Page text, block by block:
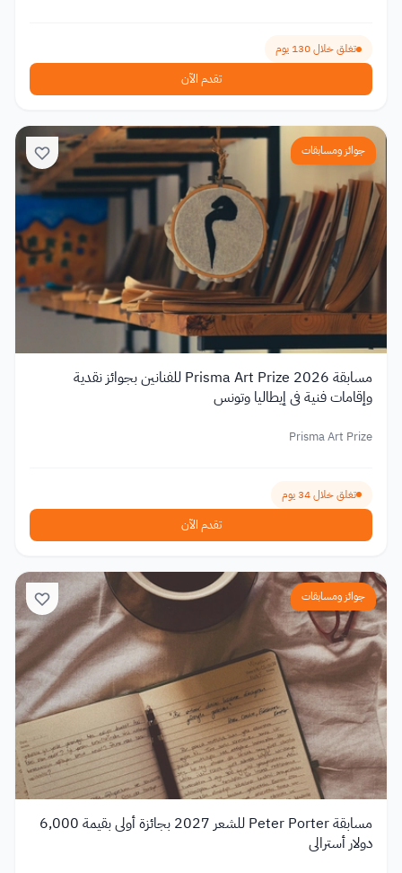
تغلق خلال 130 يوم
تقدم الآن
جوائز ومسابقات
مسابقة Prisma Art Prize 2026 للفنانين بجوائز نقدية
وإقامات فنية في إيطاليا وتونس
Prisma Art Prize
تغلق خلال 34 يوم
تقدم الآن
جوائز ومسابقات
مسابقة Peter Porter للشعر 2027 بجائزة أولى بقيمة 6,000
دولار أسترالي